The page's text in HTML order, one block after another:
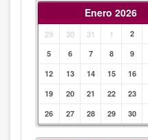
Enero 2026
29 30 31 1 2
5
6 7 8 9
12
13 14 15 16
19
20 21 22 23
26
27 28 29 30